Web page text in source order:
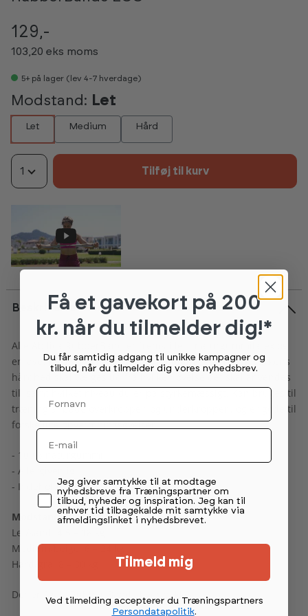
129,-
103,20 eks moms
5+ på lager (lev 4-7 hverdage)
Modstand: Let
Let Medium Hård
1 Tilføj til kurv
Beskrivelse
Alle Abilica RubberBand er fremstillet i naturgummilatex og
er lavet i 3 styrkeniveauer - let, medium og hård. Elastikkens
hårdhed skal vælges ud fra hvilken øvelse det skal anvendes
til, samt hvilket niveau du er på styrkemæssigt. Kan bruges til
træning af både overkroppen og underkroppen, og er gode til
forskellige opvarmningsøvelser.
- 100% naturgummi
- Allergivenlig
- Indeholder ingen syntetiske materialer
Modstand RubberBand
Let/sand: 4.5 – 18 kg
Medium/beige: 6 – 24 kg
Hård/grå: 8 – 30 kg
Der er 2 stk. Rubber Band i hver pakke.
Få et gavekort på 200
kr. når du tilmelder dig!*
Du får samtidig adgang til unikke kampagner og
tilbud, når du tilmelder dig vores nyhedsbrev.
Fornavn
Email
Permission tekst
Jeg giver samtykke til at modtage
nyhedsbreve fra Træningspartner om
tilbud, nyheder og inspiration. Jeg kan til
enhver tid tilbagekalde mit samtykke via
afmeldingslinket i nyhedsbrevet.
Tilmeld mig
Ved tilmelding accepterer du Træningspartners
Persondatapolitik.